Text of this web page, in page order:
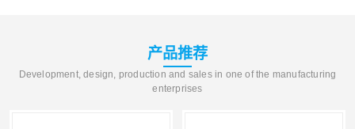
产品推荐
Development, design, production and sales in one of the manufacturing
enterprises